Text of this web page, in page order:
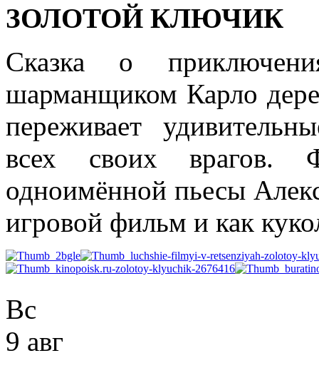
ЗОЛОТОЙ КЛЮЧИК
Сказка о
шарманщиком Карло
переживает
всех своих врагов.
одноимённой пьесы
игровой фильм и как
Вс
9 авг